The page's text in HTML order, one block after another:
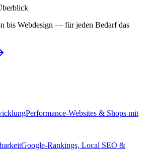
bis Webdesign — für jeden Bedarf das
Performance-Websites & Shops mit
Google-Rankings, Local SEO &